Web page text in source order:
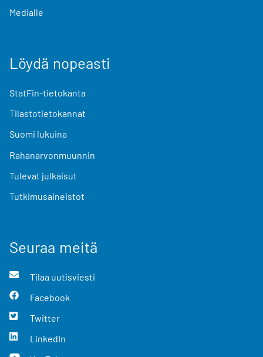
Medialle
Löydä nopeasti
StatFin-tietokanta
Tilastotietokannat
Suomi lukuina
Rahanarvonmuunnin
Tulevat julkaisut
Tutkimusaineistot
Seuraa meitä
Tilaa uutisviesti
Facebook
Twitter
LinkedIn